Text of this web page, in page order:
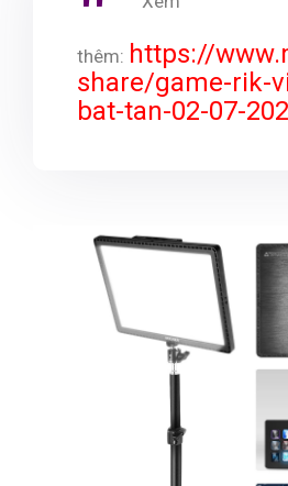
thêm: https://
share/game-rik-
bat-tan-02-07-